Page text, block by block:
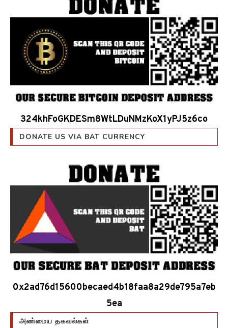
324khFoGKDESm8WtLDuNMzKoX1yPJ5z6co
DONATE US VIA BAT CURRENCY
0x2ad76d15600becaed4b18faa8a29de795a7eb
5ea
அண்மைய தகவல்கள்